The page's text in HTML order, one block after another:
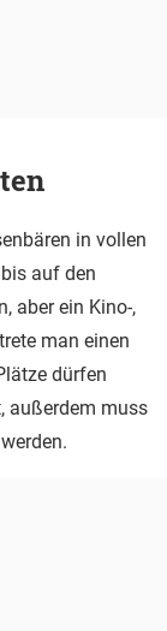
in vollen
auf den
aber ein Kino-,
man einen
dürfen
außerdem muss